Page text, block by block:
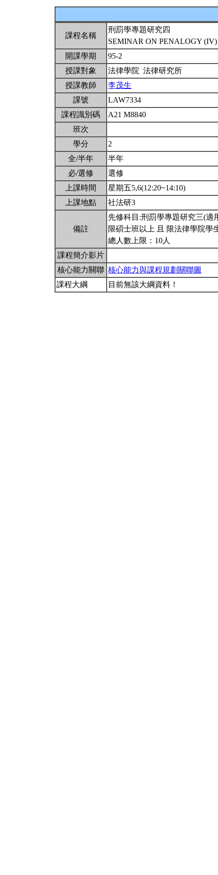
課程名稱
刑罰學專題研究四
SEMINAR ON PENALOGY
開課學期
95-2
授課對象
法律學院 法律研究所
授課教師
李茂生
課號
LAW7334
課程識別碼
A21 M8840
班次
學分
2
全/半年
半年
必/選修
選修
上課時間
星期五5,6(12:20~14:10)
上課地點
社法研3
備註
先修科目:刑罰學專題研究三(適
限碩士班以上 且 限法律學院學
總人數上限：10人
課程簡介影片
核心能力關聯 核心能力與課程規劃關聯圖
課程大綱
目前無該大綱資料！